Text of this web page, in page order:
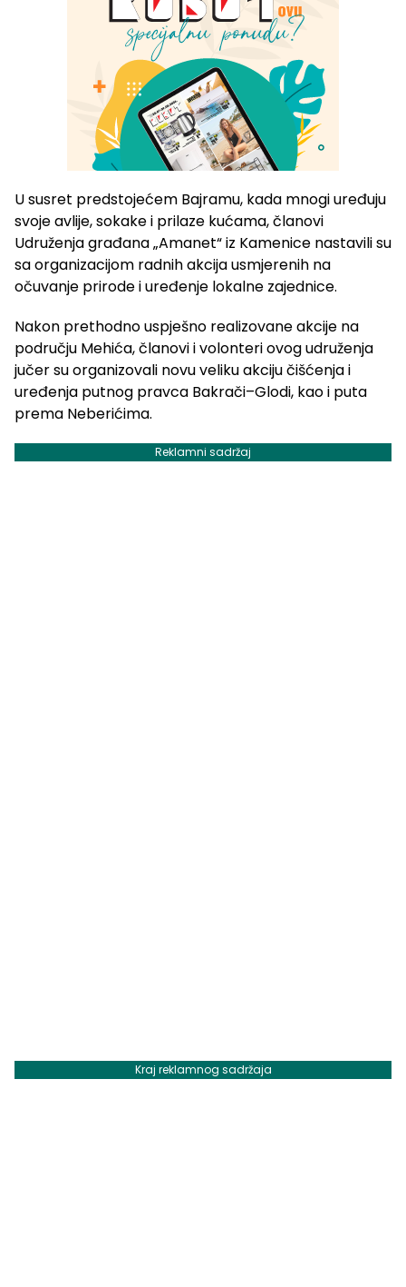
U susret predstojećem Bajramu, kada mnogi uređuju
svoje avlije, sokake i prilaze kućama, članovi
Udruženja građana „Amanet“ iz Kamenice nastavili su
sa organizacijom radnih akcija usmjerenih na
očuvanje prirode i uređenje lokalne zajednice.
Nakon prethodno uspješno realizovane akcije na
području Mehića, članovi i volonteri ovog udruženja
jučer su organizovali novu veliku akciju čišćenja i
uređenja putnog pravca Bakrači–Glodi, kao i puta
prema Neberićima.
Reklamni sadržaj
Kraj reklamnog sadržaja